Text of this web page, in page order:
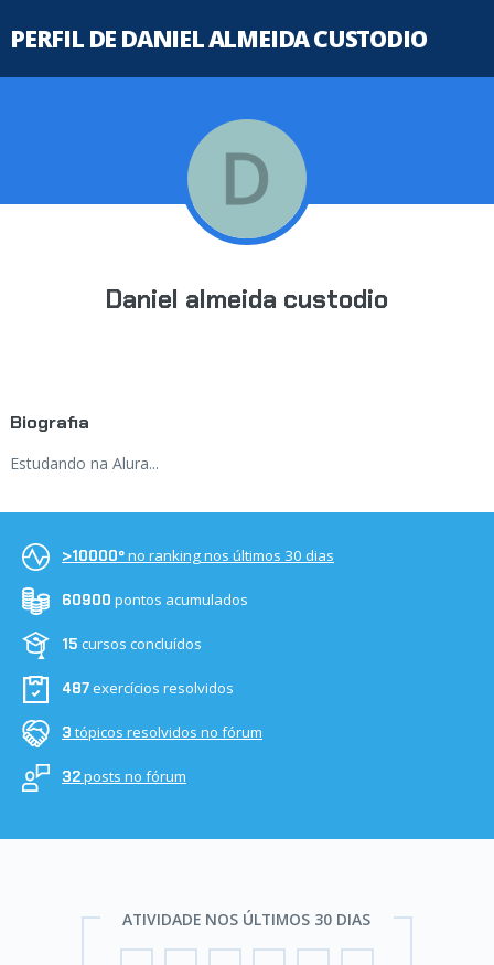
PERFIL DE DANIEL ALMEIDA CUSTODIO
Daniel almeida custodio
Biografia
Estudando na Alura...
>10000ºno ranking nos últimos 30 dias
60900 pontos acumulados
15 cursos concluídos
487exercícios resolvidos
3 tópicos resolvidos no fórum
32posts no fórum
ATIVIDADE NOS ÚLTIMOS 30 DIAS